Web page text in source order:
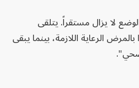
لا يزال مستقراً. يتلقى
الرعاية اللازمة، بينما يبقى